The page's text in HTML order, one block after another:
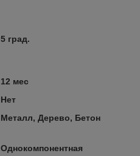
5 град.
12 мес
Нет
Металл, Дерево, Бетон
Однокомпонентная